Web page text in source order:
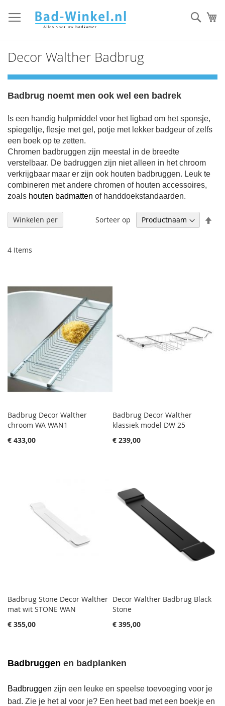
direct
door
inhoud
Decor Walther Badbrug
Badbrug noemt men ook wel een badrek
Is een handig hulpmiddel voor het ligbad om het sponsje,
spiegeltje, flesje met gel, potje met lekker badgeur of zelfs
een boek op te zetten.
Chromen badbruggen zijn meestal in de breedte
verstelbaar. De badruggen zijn niet alleen in het chroom
verkrijgbaar maar er zijn ook houten badbruggen. Leuk te
combineren met andere chromen of houten accessoires,
zoals houten badmatten of handdoekstandaarden.
4 Items
Sorteer op
Badbrug Decor Walther
chroom WA WAN1
€ 433,00
Badbrug Decor Walther
klassiek model DW 25
€ 239,00
Badbrug Stone Decor Walther
mat wit STONE WAN
€ 355,00
Decor Walther Badbrug Black
Stone
€ 395,00
Badbruggen en badplanken
Badbruggen zijn een leuke en speelse toevoeging voor je
bad. Zie je het al voor je? Een heet bad met een boekje en
Winkelen per